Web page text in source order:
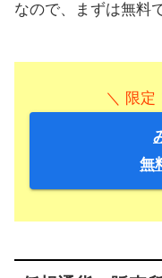
なので、まずは無料
＼ 限定
無